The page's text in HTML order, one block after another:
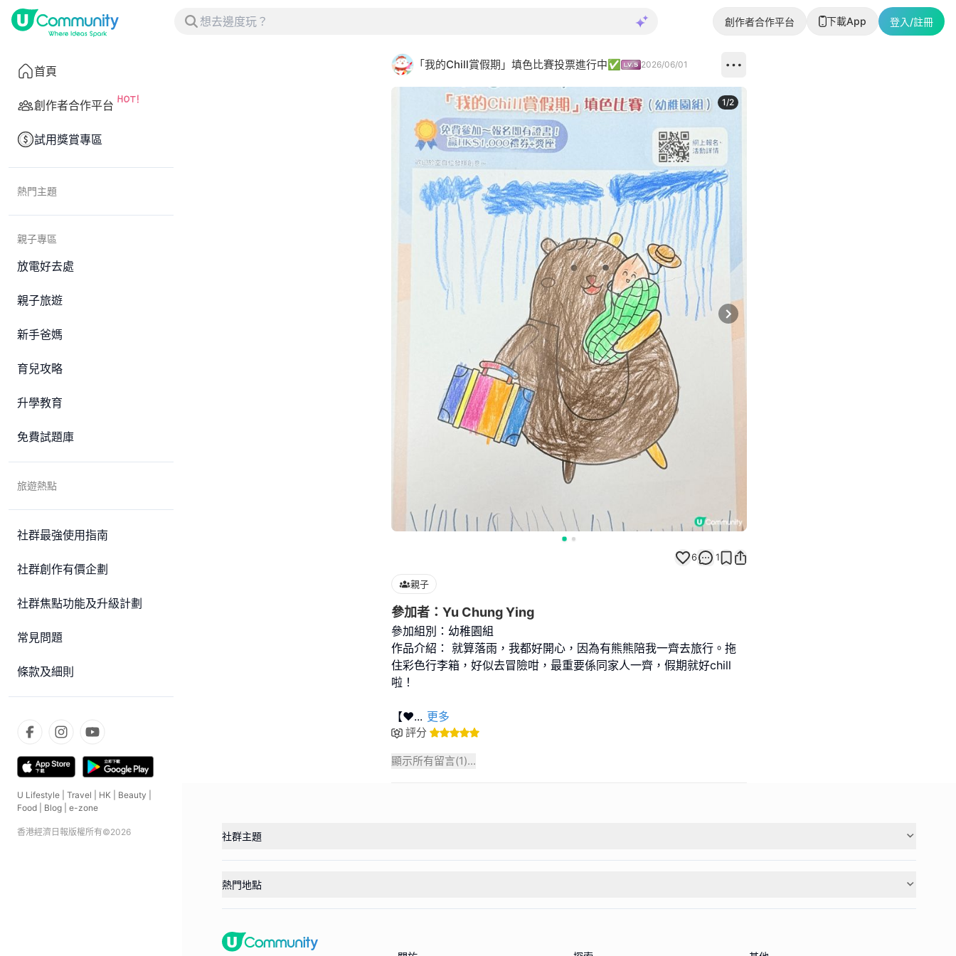
創作者合作平台 下載App 登入/註冊
首頁
創作者合作平台
試用獎賞專區
熱門主題
親子專區
放電好去處
親子旅遊
新手爸媽
育兒攻略
升學教育
免費試題庫
旅遊熱點
社群最強使用指南
社群創作有價企劃
社群焦點功能及升級計劃
常見問題
條款及細則
U Lifestyle Travel HK Beauty
Food
Blog e-zone
香港經濟日報版權所有©2026
「我的Chill賞假期」填色比賽投票進行中✅ 2026/06/01
Next slide
1/2
6 1
親子
參加者：Yu Chung Ying
參加組別：幼稚園組
作品介紹： 就算落雨，我都好開心，因為有熊熊陪我一齊去旅行。拖
住彩色行李箱，好似去冒險咁，最重要係同家人一齊，假期就好chill
啦！
【❤... 更多
評分
顯示所有留言(1)...
社群主題
熱門地點